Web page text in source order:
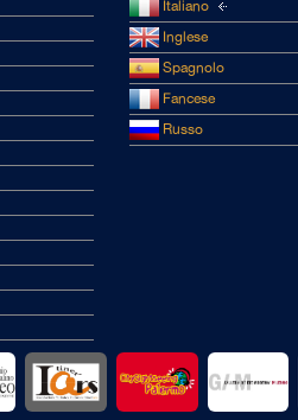
Italiano
Inglese
Spagnolo
Fancese
Russo